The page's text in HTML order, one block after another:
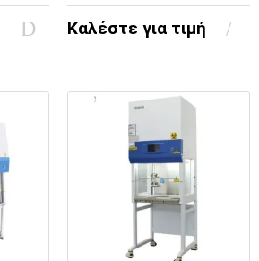
Καλέστε για τιμή